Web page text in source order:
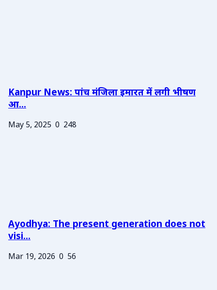
Kanpur News: पांच मंजिला इमारत में लगी भीषण
आ...
May 5, 2025 0 248
Ayodhya: The present generation does not
visi...
Mar 19, 2026 0 56